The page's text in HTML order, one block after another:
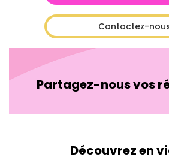
Contactez-
Partagez-nous vos
Découvrez en